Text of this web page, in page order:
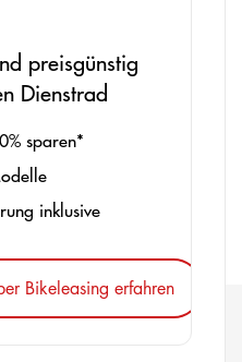
preisgünstig
Dienstrad
sparen*
inklusive
Bikeleasing erfahren